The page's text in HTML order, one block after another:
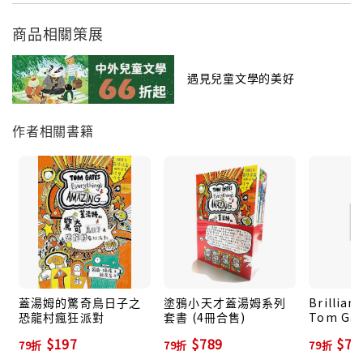
商品相關策展
遇見兒童文學的美好
作者相關書籍
蓋湯姆的驚奇鳥日子之
恐龍村瘋狂派對
79折 $197
塗鴉小天才蓋湯姆系列
套書 (4冊合售)
79折 $789
Brilliant
Tom
79折